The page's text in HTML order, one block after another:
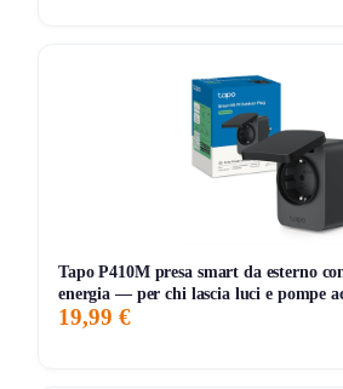
449,99€
MASSIMO
↓0%
VARIAZIONE
Tapo P410M presa smart da esterno
energia — per chi lascia luci e pompe
19,99 €